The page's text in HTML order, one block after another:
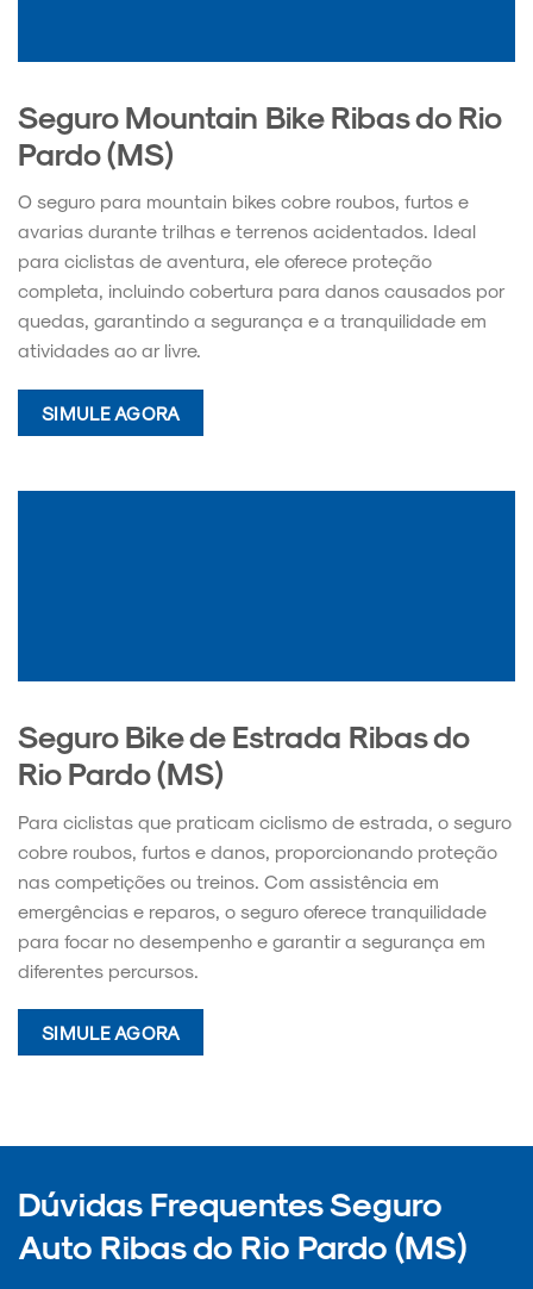
Seguro Mountain Bike Ribas do Rio
Pardo (MS)
O seguro para mountain bikes cobre roubos, furtos e
avarias durante trilhas e terrenos acidentados. Ideal
para ciclistas de aventura, ele oferece proteção
completa, incluindo cobertura para danos causados por
quedas, garantindo a segurança e a tranquilidade em
atividades ao ar livre.
SIMULE AGORA
Seguro Bike de Estrada Ribas do
Rio Pardo (MS)
Para ciclistas que praticam ciclismo de estrada, o seguro
cobre roubos, furtos e danos, proporcionando proteção
nas competições ou treinos. Com assistência em
emergências e reparos, o seguro oferece tranquilidade
para focar no desempenho e garantir a segurança em
diferentes percursos.
SIMULE AGORA
Dúvidas Frequentes Seguro
Auto Ribas do Rio Pardo (MS)